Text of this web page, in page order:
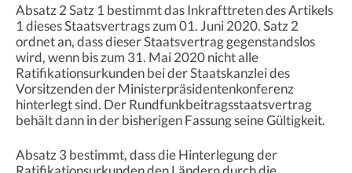
Absatz 2 Satz 1 bestimmt das Inkrafttreten des Artikels
1 dieses Staatsvertrags zum 01. Juni 2020. Satz 2
ordnet an, dass dieser Staatsvertrag gegenstandslos
wird, wenn bis zum 31. Mai 2020 nicht alle
Ratifikationsurkunden bei der Staatskanzlei des
Vorsitzenden der Ministerpräsidentenkonferenz
hinterlegt sind. Der Rundfunkbeitragsstaatsvertrag
behält dann in der bisherigen Fassung seine Gültigkeit.
Absatz 3 bestimmt, dass die Hinterlegung der